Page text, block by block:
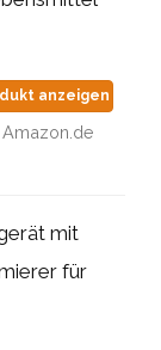
anzeigen
Amazon.de
mit
für